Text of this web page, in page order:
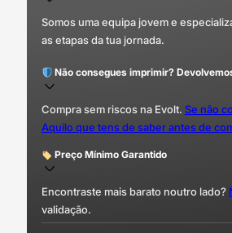
Somos uma equipa jovem e
as etapas da tua jornada.
Não consegues imprimir?
Compra sem riscos na Evolt. Se não
Aquilo que tens de saber antes de
Preço Mínimo Garantido
Encontraste mais barato noutro lado?
validação.